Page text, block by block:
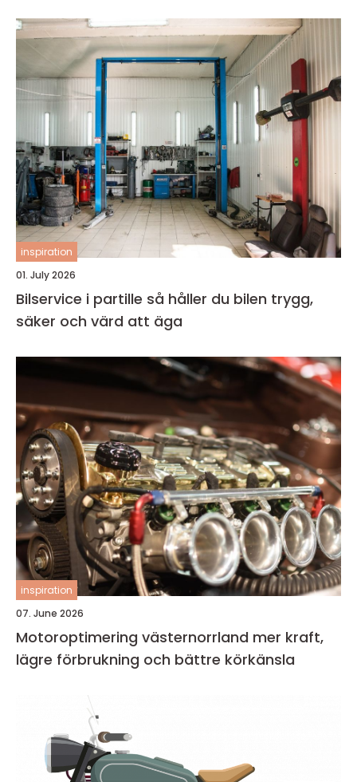
inspiration
01. July 2026
Bilservice i partille så håller du bilen trygg,
säker och värd att äga
inspiration
07. June 2026
Motoroptimering västernorrland mer kraft,
lägre förbrukning och bättre körkänsla